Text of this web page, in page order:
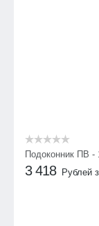
Подоконник ПВ
3 418 Рублей